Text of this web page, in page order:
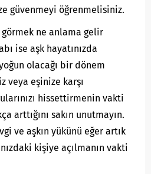
güvenmeyi öğrenmelisiniz.
ne anlama gelir
ise aşk hayatınızda
olacağı bir dönem
veya eşinize karşı
hissettirmenin vakti
arttığını sakın unutmayın.
ve aşkın yükünü eğer artık
kişiye açılmanın vakti